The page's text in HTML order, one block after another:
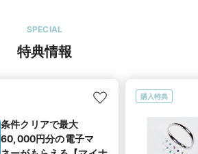
SPECIAL
特典情報
条件クリアで最大
60,000円分の電子マ
購入特典